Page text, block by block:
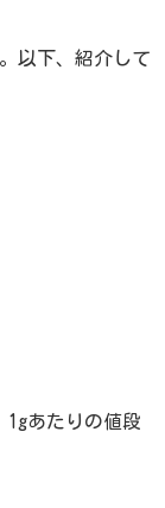
以下、紹介して
1gあたりの値段